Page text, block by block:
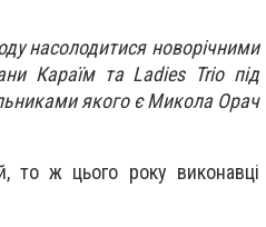
насолодитися новорічними
Караїм та Ladies Trio під
якого є Микола Орач
то ж цього року виконавці